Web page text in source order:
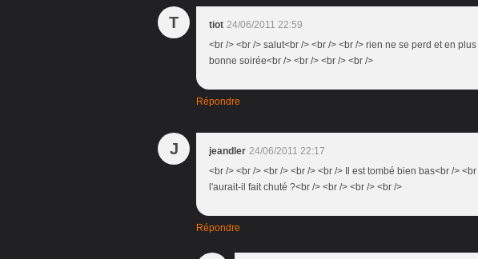
T tiot 24/06/2011 22:59
<br /> <br /> salut<br /> <br /> <br /> rien ne se perd et en
bonne soirée<br /> <br /> <br /> <br />
Répondre
J jeandler 24/06/2011 22:17
<br /> <br /> <br /> <br /> <br /> Il est tombé bien bas<br />
l'aurait-il fait chuté ?<br /> <br /> <br /> <br />
Répondre